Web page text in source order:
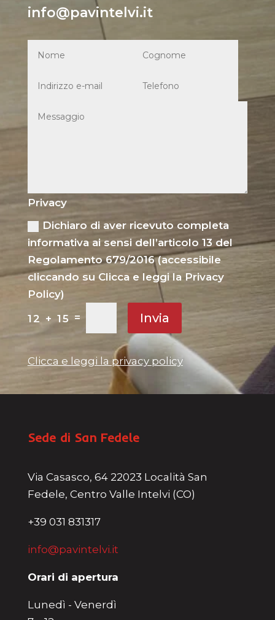
info@pavintelvi.it
Privacy
Dichiaro di aver ricevuto completa
informativa ai sensi dell’articolo 13 del
Regolamento 679/2016 (accessibile
cliccando su Clicca e leggi la Privacy
Policy)
12 + 15 = Invia
Clicca e leggi la privacy policy
Sede di San Fedele
Via Casasco, 64 22023 Località San
Fedele, Centro Valle Intelvi (CO)
+39 031 831317
info@pavintelvi.it
Orari di apertura
Lunedì - Venerdì